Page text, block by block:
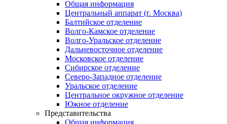
Общая информация
Центральный аппарат (г. Москва)
Балтийское отделение
Волго-Камское отделение
Волго-Уральское отделение
Дальневосточное отделение
Московское отделение
Сибирское отделение
Северо-Западное отделение
Уральское отделение
Центральное окружное отделение
Южное отделение
Представительства
Общая информация